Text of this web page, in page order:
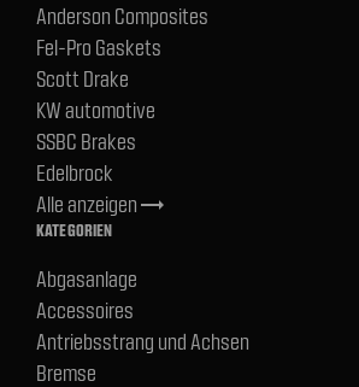
Anderson Composites
Fel-Pro Gaskets
Scott Drake
KW automotive
SSBC Brakes
Edelbrock
Alle anzeigentrending_flat
KATEGORIEN
Abgasanlage
Accessoires
Antriebsstrang und Achsen
Bremse